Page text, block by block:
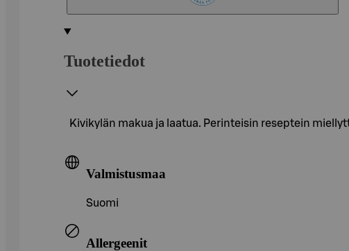
Tuotetiedot
Kivikylän makua ja laatua. Perinteisin reseptein
Valmistusmaa
Suomi
Allergeenit